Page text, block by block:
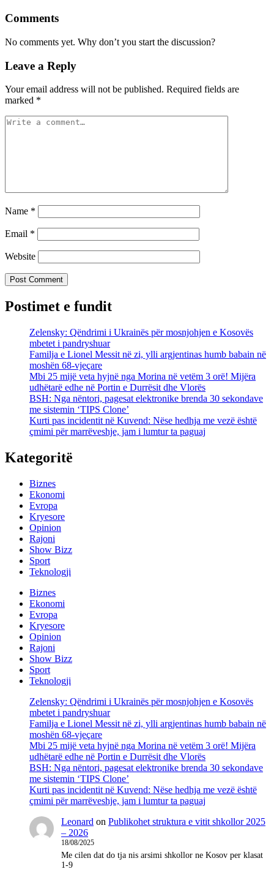
Comments
No comments yet. Why don’t you start the discussion?
Leave a Reply
Your email address will not be published. Required fields are
marked *
Name *
Email *
Website
Postimet e fundit
Zelensky: Qëndrimi i Ukrainës për mosnjohjen e Kosovës
mbetet i pandryshuar
Familja e Lionel Messit në zi, ylli argjentinas humb babain në
moshën 68-vjeçare
Mbi 25 mijë veta hyjnë nga Morina në vetëm 3 orë! Mijëra
udhëtarë edhe në Portin e Durrësit dhe Vlorës
BSH: Nga nëntori, pagesat elektronike brenda 30 sekondave
me sistemin ‘TIPS Clone’
Kurti pas incidentit në Kuvend: Nëse hedhja me vezë është
çmimi për marrëveshje, jam i lumtur ta paguaj
Kategoritë
Biznes
Ekonomi
Evropa
Kryesore
Opinion
Rajoni
Show Bizz
Sport
Teknologji
Biznes
Ekonomi
Evropa
Kryesore
Opinion
Rajoni
Show Bizz
Sport
Teknologji
Zelensky: Qëndrimi i Ukrainës për mosnjohjen e Kosovës
mbetet i pandryshuar
Familja e Lionel Messit në zi, ylli argjentinas humb babain në
moshën 68-vjeçare
Mbi 25 mijë veta hyjnë nga Morina në vetëm 3 orë! Mijëra
udhëtarë edhe në Portin e Durrësit dhe Vlorës
BSH: Nga nëntori, pagesat elektronike brenda 30 sekondave
me sistemin ‘TIPS Clone’
Kurti pas incidentit në Kuvend: Nëse hedhja me vezë është
çmimi për marrëveshje, jam i lumtur ta paguaj
Leonard on Publikohet struktura e vitit shkollor 2025
– 2026
18/08/2025
Me cilen dat do tja nis arsimi shkollor ne Kosov per klasat
1-9